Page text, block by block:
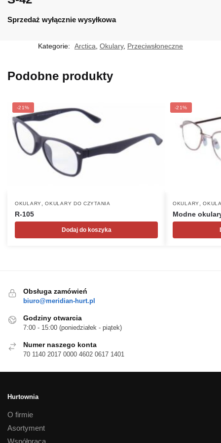
Sprzedaż wyłącznie wysyłkowa
Kategorie: Arctica Okulary, Przeciwsłoneczne
Podobne produkty
-21%
OKULARY ,OKULARY DO CZYTANIA
R-105
Dodaj do koszyka
-21%
OKULARY ,
Modne
Obsługa zamówień
biuro@meridian-hurt.pl
Godziny otwarcia
7:00 - 15:00 (poniedziałek - piątek)
Numer naszego konta
70 1140 2017 0000 4602 0617 1401
Hurtownia
O firmie
Asortyment